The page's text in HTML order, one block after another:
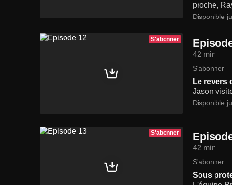
proche,
Disponible
S'abonner
42 min
S'abonner
Le revers
Jason
Disponible
S'abonner
42 min
S'abonner
Sous